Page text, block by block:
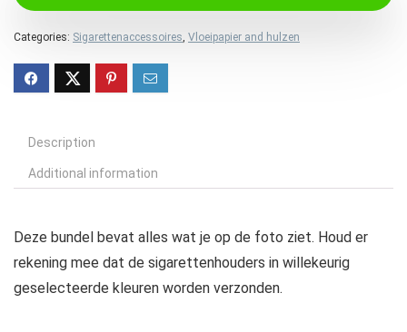
Categories: Sigarettenaccessoires, Vloeipapier and hulzen
Description
Additional information
Deze bundel bevat alles wat je op de foto ziet. Houd er
rekening mee dat de sigarettenhouders in willekeurig
geselecteerde kleuren worden verzonden.